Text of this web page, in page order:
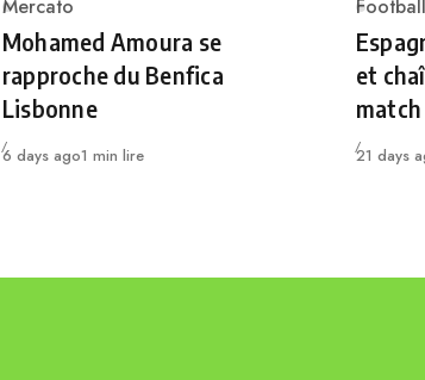
Category
Mercato
Mohamed Amoura se
rapproche du Benfica
Lisbonne
Publié
6 days ago1 min lire
et
match
Publié
21 days